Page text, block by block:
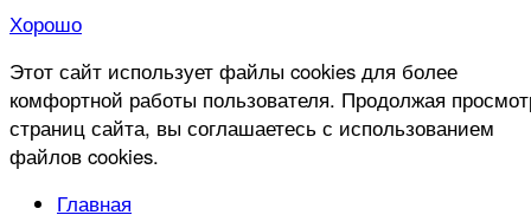
Хорошо
Этот сайт использует файлы cookies для более
комфортной работы пользователя. Продолжая
страниц сайта, вы соглашаетесь с использованием
файлов cookies.
Главная